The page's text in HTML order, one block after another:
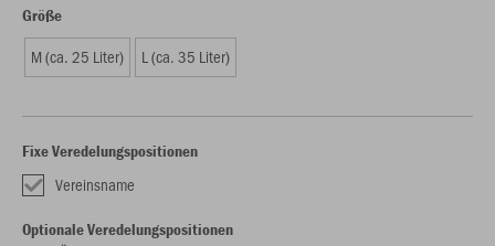
Größe
M (ca. 25 Liter) L (ca. 35 Liter)
Fixe Veredelungspositionen
Vereinsname
Optionale Veredelungspositionen